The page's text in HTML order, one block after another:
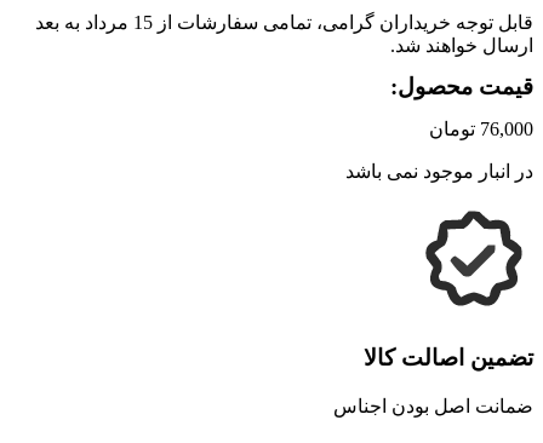
قابل توجه خریداران گرامی، تمامی سفارشات از 15 مرداد به بعد
ارسال خواهند شد.
قیمت محصول:
76,000 تومان
در انبار موجود نمی باشد
تضمین اصالت کالا
ضمانت اصل بودن اجناس